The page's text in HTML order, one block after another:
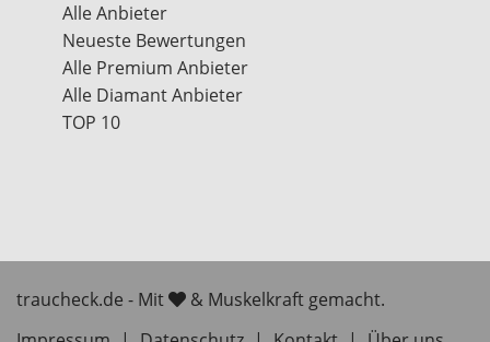
Alle Anbieter
Neueste Bewertungen
Alle Premium Anbieter
Alle Diamant Anbieter
TOP 10
traucheck.de - Mit
& Muskelkraft gemacht.